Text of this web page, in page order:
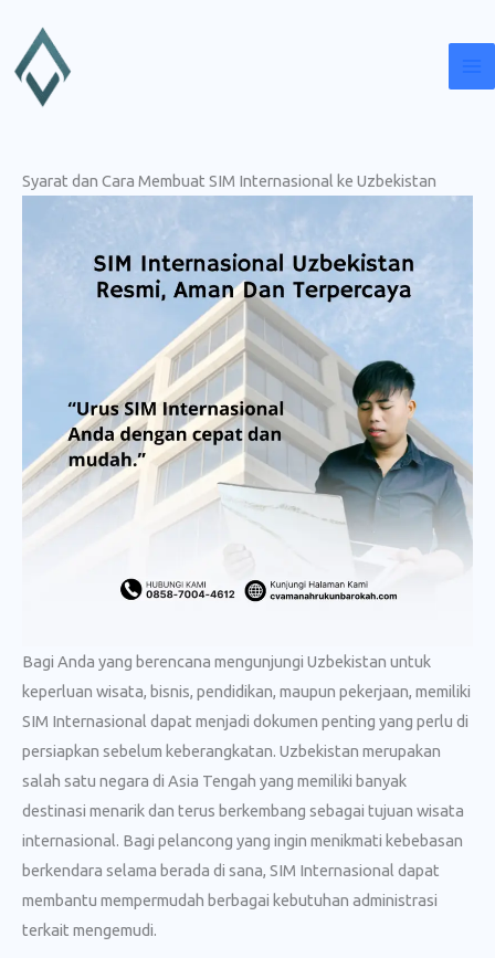
konten
Syarat dan Cara Membuat SIM Internasional ke Uzbekistan
Bagi Anda yang berencana mengunjungi Uzbekistan untuk
keperluan wisata, bisnis, pendidikan, maupun pekerjaan, memiliki
SIM Internasional dapat menjadi dokumen penting yang perlu di
persiapkan sebelum keberangkatan. Uzbekistan merupakan
salah satu negara di Asia Tengah yang memiliki banyak
destinasi menarik dan terus berkembang sebagai tujuan wisata
internasional. Bagi pelancong yang ingin menikmati kebebasan
berkendara selama berada di sana, SIM Internasional dapat
membantu mempermudah berbagai kebutuhan administrasi
terkait mengemudi.